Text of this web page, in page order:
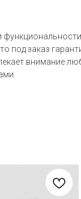
под заказ
внимание